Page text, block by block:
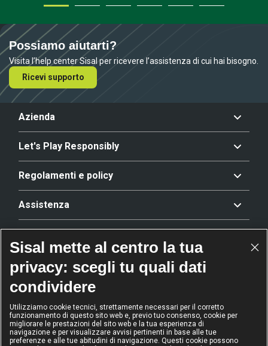
Possiamo aiutarti?
Visita l’help center Sisal per ricevere l’assistenza di cui hai bisogno.
Ricevi supporto
Azienda
Let's Play Responsibly
Regolamenti e policy
Assistenza
Riconoscimenti
2024
Operatore
dell'anno
2024
Operatore
Scommesse
2024
Operatore di
gioco sicuro
2024
Diversity &
Sisal mette al centro la tua
privacy: scegli tu quali dati
condividere
Utilizziamo cookie tecnici, strettamente necessari per il corretto
funzionamento di questo sito web e, previo tuo consenso, cookie per
migliorare le prestazioni del sito web e la tua esperienza di
navigazione e per visualizzare avvisi pertinenti in base alle tue
preferenze e alle tue abitudini di navigazione. Questi cookie possono